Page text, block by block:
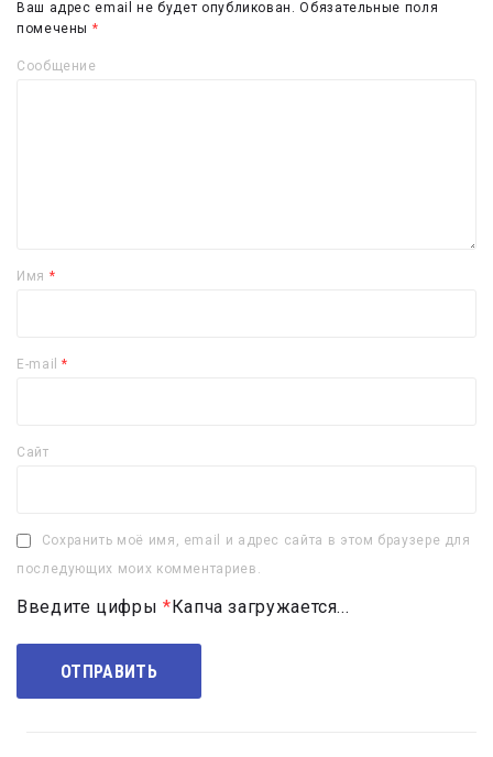
Ваш адрес email не будет опубликован. Обязательные поля
помечены *
Сообщение
Имя *
E-mail*
Сайт
Сохранить моё имя, email и адрес сайта в этом браузере для
последующих моих комментариев.
Введите цифры * Капча загружается...